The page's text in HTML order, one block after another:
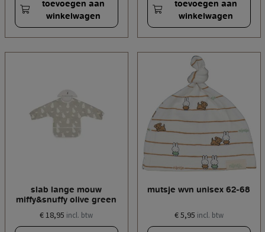
toevoegen aan
winkelwagen
toevoegen aan
winkelwagen
slab lange mouw
miffy&snuffy olive green
€ 18,95 incl. btw
mutsje wvn unisex 62-68
€ 5,95 incl. btw